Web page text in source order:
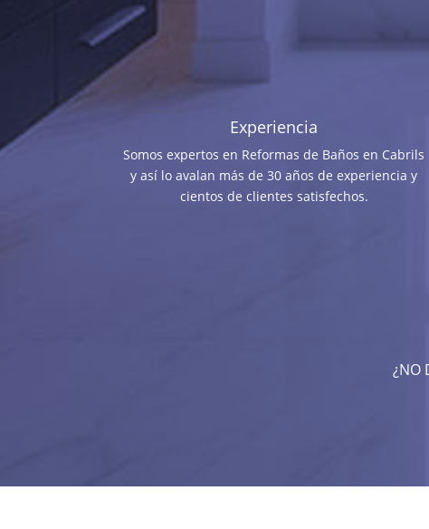
Experiencia
Somos expertos en Reformas de Baños en Cabrils
y así lo avalan más de 30 años de experiencia y
cientos de clientes satisfechos.
¿NO